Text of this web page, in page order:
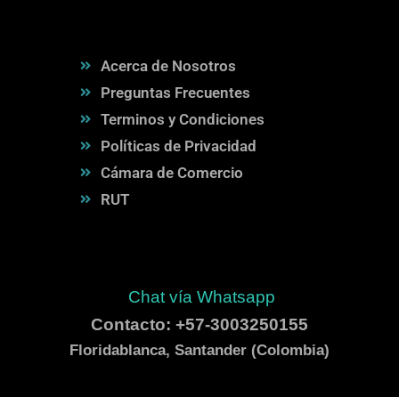
Acerca de Nosotros
Preguntas Frecuentes
Terminos y Condiciones
Políticas de Privacidad
Cámara de Comercio
RUT
Chat vía Whatsapp
Contacto: +57-3003250155
Floridablanca, Santander (Colombia)